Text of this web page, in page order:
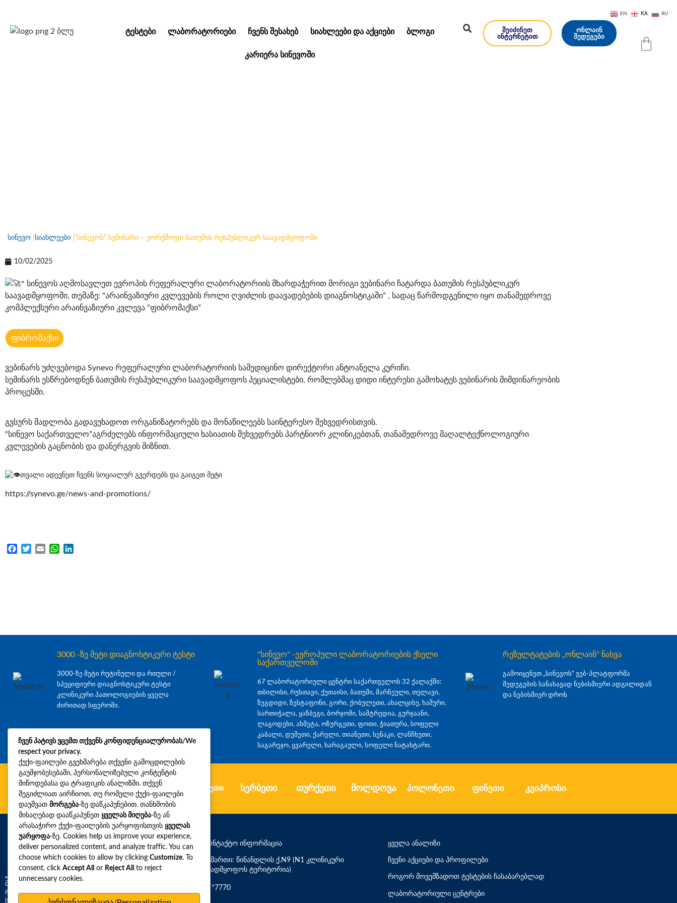
ᲢᲔᲡᲢᲔᲑᲘ ᲚᲐᲑᲝᲠᲐᲢᲝᲠᲘᲔᲑᲘ ᲩᲕᲔᲜᲡ ᲨᲔᲡᲐᲮᲔᲑ ᲡᲘᲐᲮᲚᲔᲔᲑᲘ ᲓᲐ ᲐᲥᲪᲘᲔᲑᲘ ᲑᲚᲝᲒᲘ
ᲙᲐᲠᲘᲔᲠᲐ ᲡᲘᲜᲔᲕᲝᲨᲘ
ᲨᲔᲘᲫᲘᲜᲔᲗ
ᲘᲜᲢᲔᲠᲜᲔᲢᲘᲗ
ᲝᲜᲚᲐᲘᲜ
ᲨᲔᲓᲔᲒᲔᲑᲘ
სინევო სიახლეები “სინევოს” სემინარი – ვორქშოფი ბათუმის რესპუბლიკურ საავადმყოფოში
10/02/2025
* სინევოს აღმოსავლეთ ევროპის რეფერალური ლაბორატორიის მხარდაჭერით მორიგი ვებინარი ჩატარდა ბათუმის რესპუბლიკურ
საავადმყოფოში, თემაზე: “არაინვაზიური კვლევების როლი ღვიძლის დაავადებების დიაგნოსტიკაში” , სადაც წარმოდგენილი იყო თანამედროვე
კომპლექსური არაინვაზიური კვლევა “ფიბრომაქსი”
ფიბრომაქსი
ვებინარს უძღვებოდა Synevo რეფერალური ლაბორატორიის სამედიცინო დირექტორი ანტოანელა კურიჩი.
სემინარს ესწრებოდნენ ბათუმის რესპუბლიკური საავადმყოფოს პეციალისტები, რომლებმაც დიდი ინტერესი გამოხატეს ვებინარის მიმდინარეობის
პროცესში.
გვსურს მადლობა გადავუხადოთ ორგანიზატორებს და მონაწილეებს საინტერესო შეხვედრისთვის.
“სინევო საქართველო”აგრძელებს ინფორმაციული ხასიათის შეხვედრებს პარტნიორ კლინიკებთან, თანამედროვე მაღალტექნოლოგიური
კვლევების გაცნობის და დანერგვის მიზნით.
თვალი ადევნეთ ჩვენს სოციალურ გვერდებს და გაიგეთ მეტი
https://synevo.ge/news-and-promotions/
FacebookTwitter
Email WhatsApp
3000 -ზე მეტი დიაგნოსტიკური ტესტი
3000-ზე მეტი რუტინული და რთული /
სპეციფიური დიაგნოსტიკური ტესტი
კლინიკური პათოლოგიების ყველა
ძირითად სფეროში.
"სინევო" -ევროპული ლაბორატორიების ქსელი
საქართველოში
67 ლაბორატორიული ცენტრი საქართველოს 32 ქალაქში:
თბილისი, რუსთავი, ქუთაისი, ბათუმი, მარნეული, თელავი,
ზუგდიდი, ზესტაფონი, გორი, ქობულეთი, ახალციხე, ხაშური,
სართიჭალა, ყაზბეგი, ბორჯომი, სამტრედია, გურჯაანი,
ლაგოდეხი, ახმეტა, ოზურგეთი, ფოთი, ჭიათურა, სოფელი
კაბალი, დუშეთი, ქარელი, თიანეთი, სენაკი, ლანჩხუთი,
საგარეჯო, ყვარელი, ხარაგაული, სოფელი ნატახტარი.
რეზულტატების „ონლაინ" ნახვა
გამოიყენეთ „სინევოს“ ვებ-პლატფორმა
შედეგების სანახავად ნებისმიერი ადგილიდან
და ნებისმიერ დროს
გერმანია რუმინეთი უკრაინა ბულგარეთი სერბეთი თურქეთი მოლდოვა პოლონეთი ფინეთი კვიპროსი
„სინევო“ –
საქართველოში დიაგნოსტიკური
მომსახურების ფართო სპექტრის მომწოდებელი,
რომელიც გთავაზობთ 3,000-ზე მეტ რუტინულ და
სპეციფიურ დიაგნოსტიკურ ტესტს კლინიკური
საკონტაქტო ინფორმაცია
მისამართი: წინანდლის ქ.N9 (N1 კლინიკური
საავადმყოფოს ტერიტორია)
*7770
ყველა ანალიზი
ჩვენი აქციები და პროფილები
როგორ მოვემზადოთ ტესტების ჩასაბარებლად
ლაბორატორიული ცენტრები
EN KA RU
ჩვენ პატივს ვცემთ თქვენს კონფიდენციალურობას/We
respect your privacy.
ქუქი-ფაილები გვეხმარება თქვენი გამოცდილების
გაუმჯობესებაში, პერსონალიზებული კონტენტის
მიწოდებასა და ტრაფიკის ანალიზში. თქვენ
შეგიძლიათ აირჩიოთ, თუ რომელი ქუქი-ფაილები
დაუშვათ მორგება-ზე დაწკაპუნებით. თანხმობის
მისაღებად დააწკაპუნეთ ყველას მიღება-ზე ან
არასაჭირო ქუქი-ფაილების უარყოფისთვის ყველას
უარყოფა-ზე. Cookies help us improve your experience,
deliver personalized content, and analyze traffic. You can
choose which cookies to allow by clicking Customize. To
consent, click Accept All or Reject All
to reject
unnecessary cookies.